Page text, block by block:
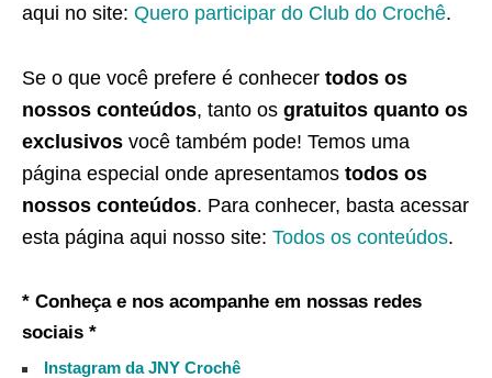
aqui no site: Quero participar do Club do Crochê.
Se o que você prefere é conhecer todos os
nossos conteúdos, tanto os gratuitos quanto os
exclusivos você também pode! Temos uma
página especial onde apresentamos todos os
nossos conteúdos. Para conhecer, basta acessar
esta página aqui nosso site: Todos os conteúdos.
* Conheça e nos acompanhe em nossas redes
sociais *
Instagram da JNY Crochê